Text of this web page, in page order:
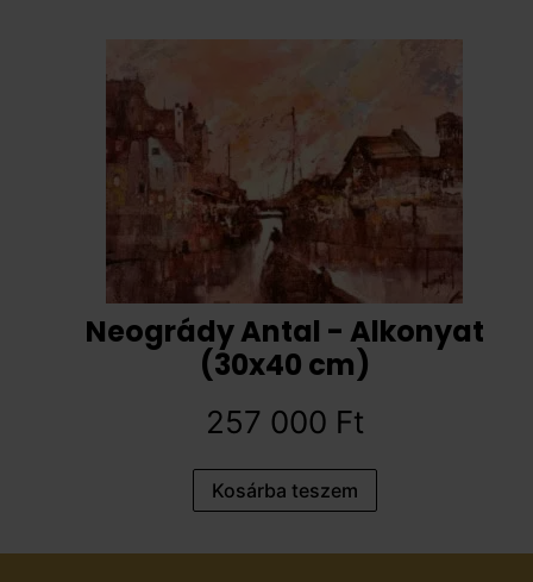
Neogrády Antal - Alkonyat
(30x40 cm)
257 000 Ft
Kosárba teszem